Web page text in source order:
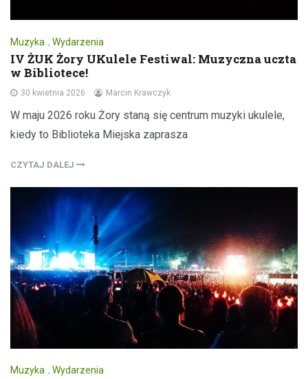
Muzyka , Wydarzenia
IV ŻUK Żory UKulele Festiwal: Muzyczna uczta
w Bibliotece!
30 kwietnia 2026 Marcin Krawczyk
W maju 2026 roku Żory staną się centrum muzyki ukulele,
kiedy to Biblioteka Miejska zaprasza
CZYTAJ DALEJ
Muzyka , Wydarzenia